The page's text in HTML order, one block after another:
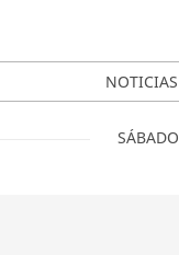
NOTICIAS
SÁBADO